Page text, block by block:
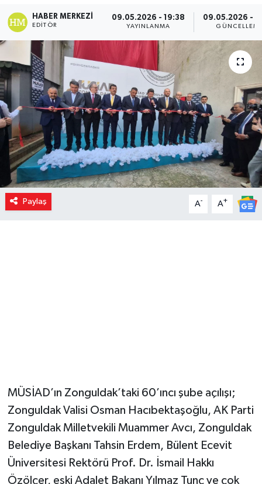
HABER MERKEZI
EDITÖR
09.05.2026 - 19:38
YAYINLANMA
09.05.2026 -
Paylaş A- A+
MÜSİAD’ın Zonguldak’taki 60’ıncı şube açılışı;
Zonguldak Valisi Osman Hacıbektaşoğlu, AK Parti
Zonguldak Milletvekili Muammer Avcı, Zonguldak
Belediye Başkanı Tahsin Erdem, Bülent Ecevit
Üniversitesi Rektörü Prof. Dr. İsmail Hakkı
Özölçer, eski Adalet Bakanı Yılmaz Tunç ve çok